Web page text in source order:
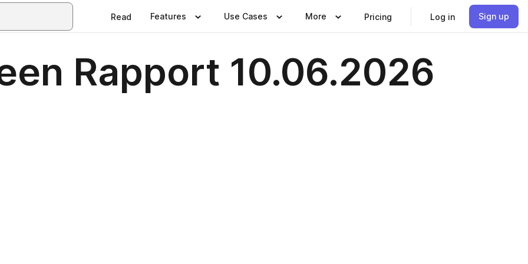
Read Features Use Cases More Pricing Log in Sign up
Rapport 10.06.2026